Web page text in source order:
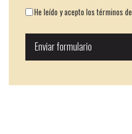
He leído y acepto los términos de